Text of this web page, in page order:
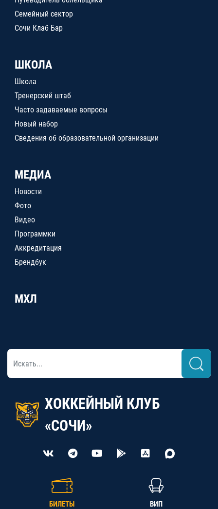
Семейный сектор
Сочи Клаб Бар
ШКОЛА
Школа
Тренерский штаб
Часто задаваемые вопросы
Новый набор
Сведения об образовательной организации
МЕДИА
Новости
Фото
Видео
Программки
Аккредитация
Брендбук
МХЛ
ХОККЕЙНЫЙ КЛУБ
«СОЧИ»
БИЛЕТЫ ВИП